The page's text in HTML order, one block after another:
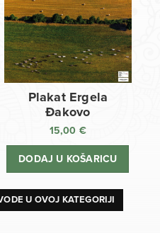
Plakat Ergela
Đakovo
15,00 €
DODAJ U KOŠARICU
U OVOJ KATEGORIJI